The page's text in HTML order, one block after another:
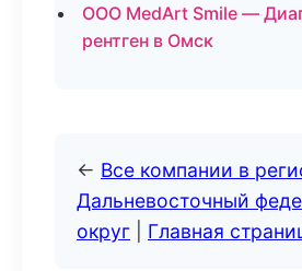
ООО MedArt Smile —
рентген в Омск
← Все компании в
Дальневосточный
округ
Главная